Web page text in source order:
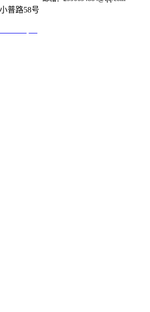
普路58号